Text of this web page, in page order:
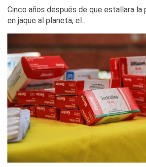
Cinco años después de que estallara la
en jaque al planeta, el…